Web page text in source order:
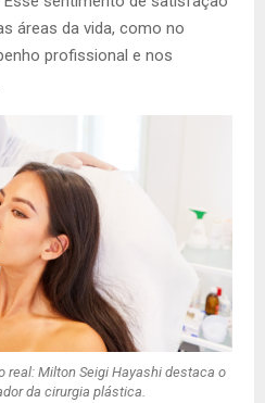
áreas da vida, como no
profissional e nos
real: Milton Seigi Hayashi destaca o
da cirurgia plástica.